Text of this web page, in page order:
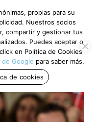
propias para su
Nuestros socios
compartir y gestionar tus
Puedes aceptar o
en Política de Cookies
Google para saber más.
de cookies